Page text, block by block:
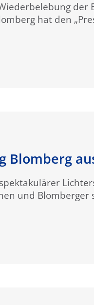
der
hat den
Blomberg
und